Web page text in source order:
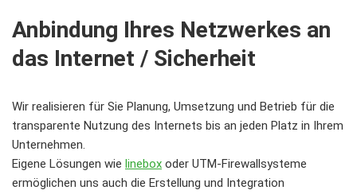
Anbindung Ihres Netzwerkes an
das Internet / Sicherheit
Wir realisieren für Sie Planung, Umsetzung und Betrieb für die
transparente Nutzung des Internets bis an jeden Platz in Ihrem
Unternehmen.
Eigene Lösungen wie linebox oder UTM-Firewallsysteme
ermöglichen uns auch die Erstellung und Integration